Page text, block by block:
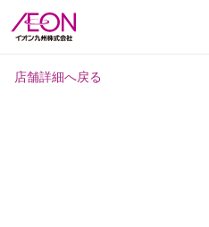
店舗詳細へ戻る